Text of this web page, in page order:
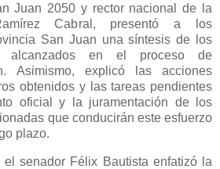
Juan 2050 y rector nacional de la
Cabral, presentó a los
San Juan una síntesis de los
alcanzados en el proceso de
Asimismo, explicó las acciones
obtenidos y las tareas pendientes
oficial y la juramentación de los
que conducirán este esfuerzo
plazo.
el senador Félix Bautista enfatizó la